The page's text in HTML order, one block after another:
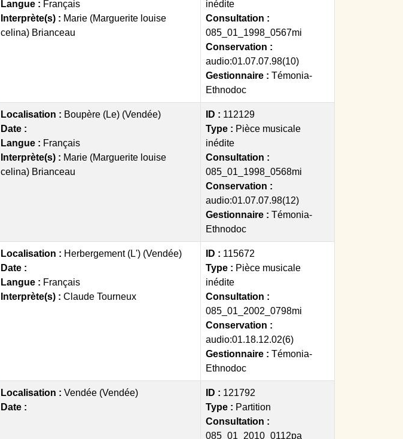
Langue : Français
Interprète(s) : Marie (Marguerite louise
celina) Brianceau
inédite
Consultation :
085_01_1998_0567mi
Conservation :
audio:01.07.07.98(10)
Gestionnaire : Témonia-
Ethnodoc
Localisation : Boupère (Le) (Vendée)
Date :
Langue : Français
Interprète(s) : Marie (Marguerite louise
celina) Brianceau
ID : 112129
Type : Pièce musicale
inédite
Consultation :
085_01_1998_0568mi
Conservation :
audio:01.07.07.98(12)
Gestionnaire : Témonia-
Ethnodoc
Localisation : Herbergement (L') (Vendée)
Date :
Langue : Français
Interprète(s) : Claude Tourneux
ID : 115672
Type : Pièce musicale
inédite
Consultation :
085_01_2002_0798mi
Conservation :
audio:01.18.12.02(6)
Gestionnaire : Témonia-
Ethnodoc
Localisation : Vendée (Vendée)
Date :
ID : 121792
Type : Partition
Consultation :
085_01_2010_0112pa